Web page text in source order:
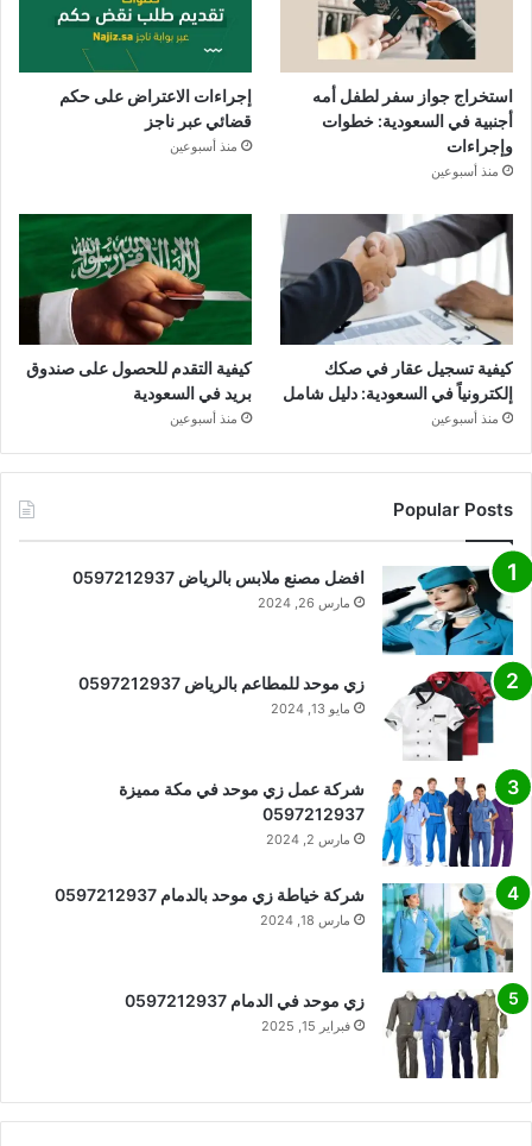
استخراج جواز سفر لطفل أمه
أجنبية في السعودية: خطوات
وإجراءات
منذ أسبوعين
إجراءات الاعتراض على حكم
قضائي عبر ناجز
منذ أسبوعين
كيفية تسجيل عقار في صكك
إلكترونياً في السعودية: دليل شامل
منذ أسبوعين
كيفية التقدم للحصول على صندوق
بريد في السعودية
منذ أسبوعين
Popular Posts
افضل مصنع ملابس بالرياض 0597212937
مارس 26, 2024
زي موحد للمطاعم بالرياض 0597212937
مايو 13, 2024
شركة عمل زي موحد في مكة مميزة
0597212937
مارس 2, 2024
شركة خياطة زي موحد بالدمام 0597212937
مارس 18, 2024
زي موحد في الدمام 0597212937
فبراير 15, 2025